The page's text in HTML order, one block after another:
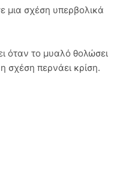
μια σχέση υπερβολικά
όταν το μυαλό θολώσει
σχέση περνάει κρίση.